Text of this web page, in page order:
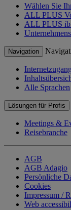
Wählen Sie
ALL PLUS
ALL PLUS
Navigation
Alle Sprachen
Lösungen für Profis
Meetings &
Reisebranche
AGB
AGB Adagio
Persönliche
Cookies
Impressum /
Web